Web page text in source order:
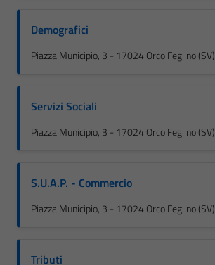
Demografici
Piazza Municipio, 3 - 17024 Orco Feglino (SV)
Servizi Sociali
Piazza Municipio, 3 - 17024 Orco Feglino (SV)
S.U.A.P. - Commercio
Piazza Municipio, 3 - 17024 Orco Feglino (SV)
Tributi